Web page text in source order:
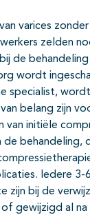
varices
zelden
de
wordt
specialist,
belang zijn
van initiële
de behandeling,
Iedere 3-
zijn bij de
gewijzigd al